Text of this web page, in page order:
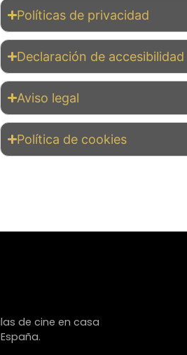
Políticas de privacidad
Declaración de accesibilidad
Aviso legal
Política de cookies
de cine en casa